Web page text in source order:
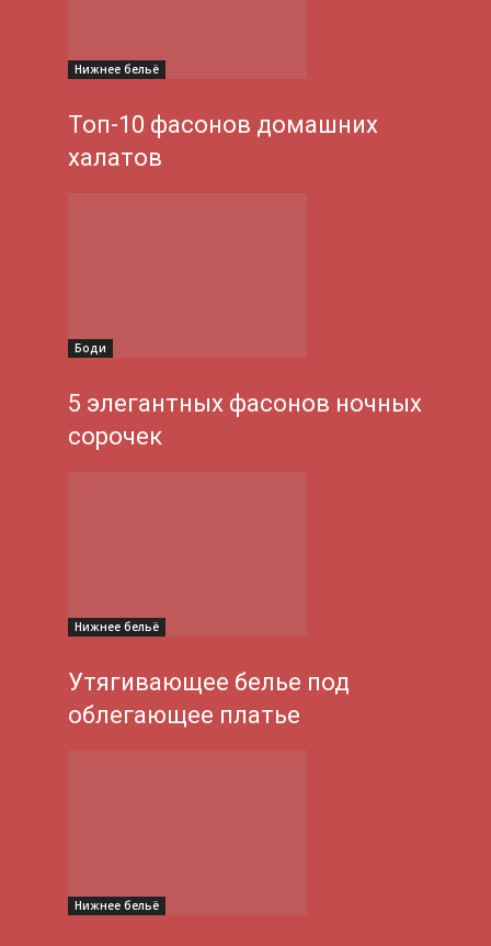
Нижнее бельё
Топ-10 фасонов домашних
халатов
Боди
5 элегантных фасонов ночных
сорочек
Нижнее бельё
Утягивающее белье под
облегающее платье
Нижнее бельё